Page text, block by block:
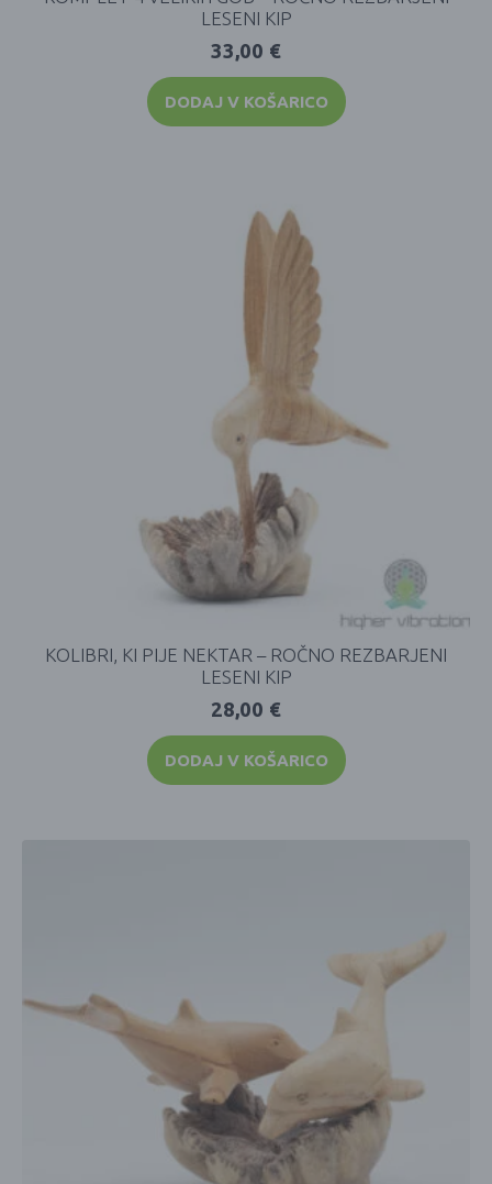
LESENI KIP
33,00 €
DODAJ V KOŠARICO
KOLIBRI, KI PIJE NEKTAR – ROČNO REZBARJENI
LESENI KIP
28,00 €
DODAJ V KOŠARICO